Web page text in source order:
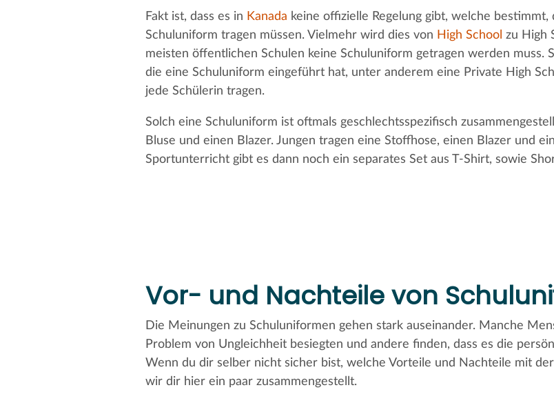
Fakt ist, dass es in Kanada keine offizielle Regelung gibt, welche
Schuluniform tragen müssen. Vielmehr wird dies von High School zu High
meisten öffentlichen Schulen keine Schuluniform getragen werden muss.
die eine Schuluniform eingeführt hat, unter anderem eine Private High
jede Schülerin tragen.
Solch eine Schuluniform ist oftmals geschlechtsspezifisch
Bluse und einen Blazer. Jungen tragen eine Stoffhose, einen Blazer und
Sportunterricht gibt es dann noch ein separates Set aus T-Shirt, sowie
Vor- und Nachteile von
Die Meinungen zu Schuluniformen gehen stark auseinander. Manche
Problem von Ungleichheit besiegten und andere finden, dass es die
Wenn du dir selber nicht sicher bist, welche Vorteile und Nachteile mit
wir dir hier ein paar zusammengestellt.